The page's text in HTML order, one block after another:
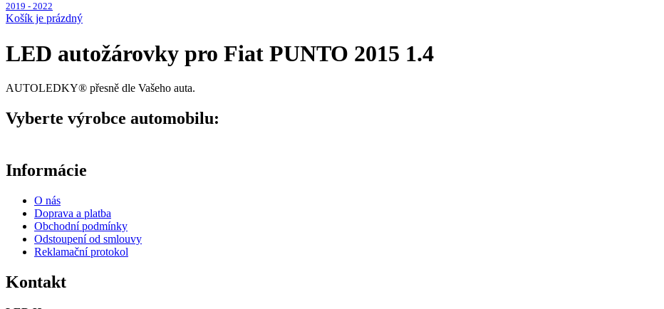
2019 - 2022
Košík je prázdný
LED autožárovky pro Fiat PUNTO 2015 1.4
AUTOLEDKY® přesně dle Vašeho auta.
Vyberte výrobce automobilu:
Informácie
O nás
Doprava a platba
Obchodní podmínky
Odstoupení od smlouvy
Reklamační protokol
Kontakt